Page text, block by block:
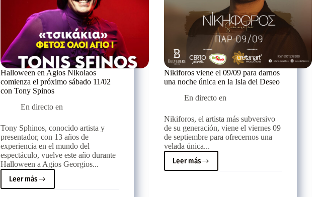
Halloween en Agios Nikolaos
comienza el próximo sábado 11/02
con Tony Spinos
En directo en
Tony Sphinos, conocido artista y
presentador, con 13 años de
experiencia en el mundo del
espectáculo, vuelve este año durante
Halloween a Agios Georgios...
Leer másHalloween
en
Nikiforos viene el 09/09 para darnos
una noche única en la Isla del Deseo
En directo en
Nikiforos, el artista más subversivo
de su generación, viene el viernes 09
de septiembre para ofrecernos una
velada única...
Leer másNikiforos
viene